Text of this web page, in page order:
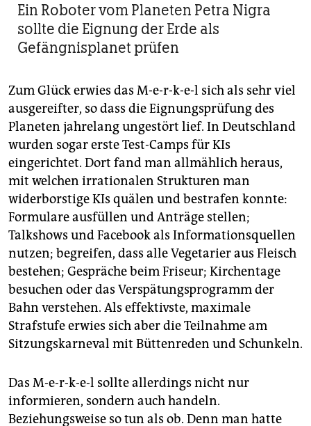
Ein Roboter vom Planeten Petra Nigra
sollte die Eignung der Erde als
Gefängnisplanet prüfen
Zum Glück erwies das M-e-r-k-e-l sich als sehr viel
ausgereifter, so dass die Eignungsprüfung des
Planeten jahrelang ungestört lief. In Deutschland
wurden sogar erste Test-Camps für KIs
eingerichtet. Dort fand man allmählich heraus,
mit welchen irrationalen Strukturen man
widerborstige KIs quälen und bestrafen konnte:
Formulare ausfüllen und Anträge stellen;
Talkshows und Facebook als Informationsquellen
nutzen; begreifen, dass alle Vegetarier aus Fleisch
bestehen; Gespräche beim Friseur; Kirchentage
besuchen oder das Verspätungsprogramm der
Bahn verstehen. Als effektivste, maximale
Strafstufe erwies sich aber die Teilnahme am
Sitzungskarneval mit Büttenreden und Schunkeln.
Das M-e-r-k-e-l sollte allerdings nicht nur
informieren, sondern auch handeln.
Beziehungsweise so tun als ob. Denn man hatte